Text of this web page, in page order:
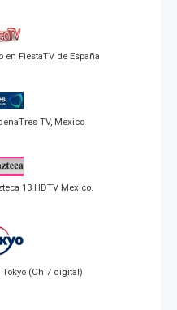
FiestaTV de España
TV, Mexico
13 HDTV Mexico.
(Ch 7 digital)